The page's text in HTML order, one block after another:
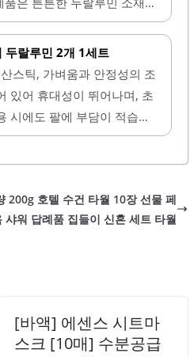
력을 제공합니다. 사용 시 단
니다.무게는 265g으로 가
있어 가방에 쏙 들어가며,
어나 손에 착 감기는 느낌을
에 잘 띄어 겨울철 설산에
두랄루민 2개 1세트
스틱, 가벼움과 안정성의 조
있어 휴대성이 뛰어나며, 초
시에도 팔에 부담이 적습니
180cm 이상인 사용자 모두
여주어 눈길이나 돌길에서도
급스러운 느낌을 주며, 다양
200g 호텔 수건 타월 10장 선물 페
샤워 답례품 집들이 신혼 세트 타월
[바액] 에센스 시트마
스크 [10매] 수분공급